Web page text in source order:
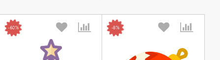
-60% -8%